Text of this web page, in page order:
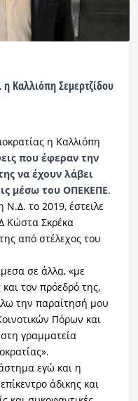
Καλλιόπη Σεμερτζίδου
η Καλλιόπη
που έφεραν την
να έχουν λάβει
μέσω του ΟΠΕΚΕΠΕ.
το 2019, έστειλε
Κώστα Σκρέκα
από στέλεχος του
σε άλλα, «με
τον πρόεδρό της,
την παραίτησή μου
Πόρων και
στη γραμματεία
εγώ και η
άδικης και